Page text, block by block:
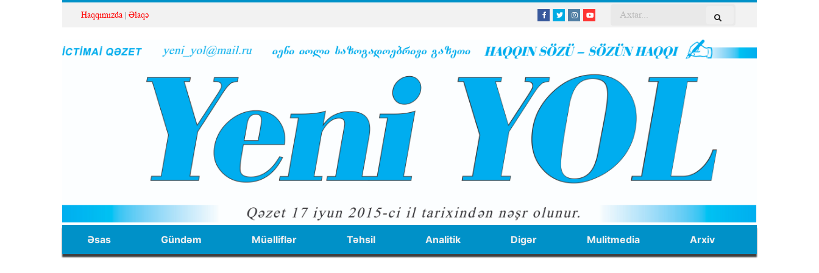
Haqqımızda Əlaqə
Əsas Gündəm Müəlliflər Təhsil Analitik Digər Mulitmedia Arxiv